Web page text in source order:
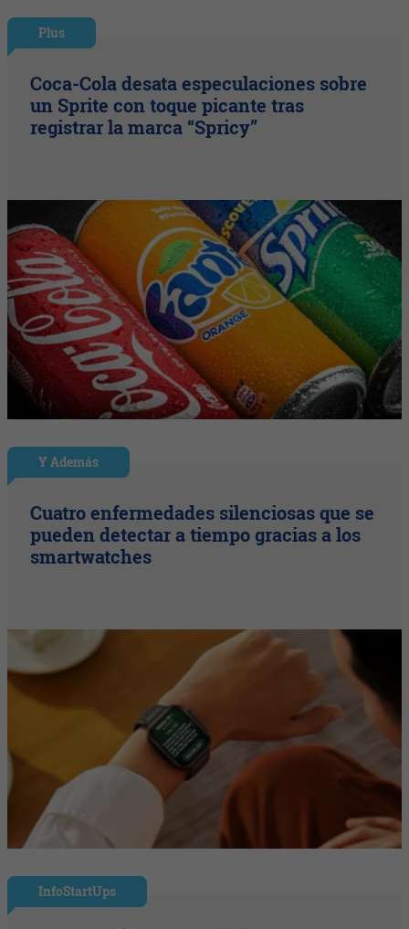
Plus
Coca-Cola desata especulaciones sobre
un Sprite con toque picante tras
registrar la marca “Spricy”
Y Además
Cuatro enfermedades silenciosas que se
pueden detectar a tiempo gracias a los
smartwatches
InfoStartUps